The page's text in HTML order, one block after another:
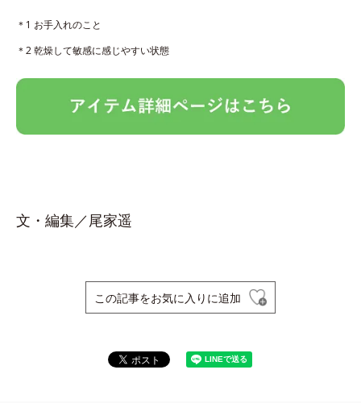
＊1 お手入れのこと
＊2 乾燥して敏感に感じやすい状態
文・編集／尾家遥
この記事をお気に入りに追加